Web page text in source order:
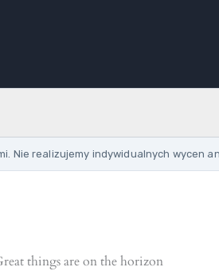
Nie realizujemy indywidualnych wycen
things are on the horizon